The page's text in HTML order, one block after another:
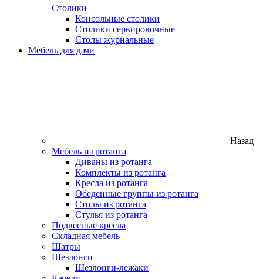
Столики
Консольные столики
Столики сервировочные
Столы журнальные
Мебель для дачи
Назад
Мебель из ротанга
Диваны из ротанга
Комплекты из ротанга
Кресла из ротанга
Обеденные группы из ротанга
Столы из ротанга
Стулья из ротанга
Подвесные кресла
Складная мебель
Шатры
Шезлонги
Шезлонги-лежаки